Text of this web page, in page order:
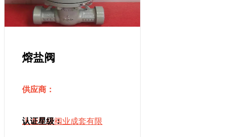
熔盐阀
供应商：
上海亚核阀业成套有限
认证星级：